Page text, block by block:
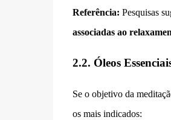
Referência: Pesquisas
associadas ao
2.2. Óleos
Se o objetivo da
os mais indicados: